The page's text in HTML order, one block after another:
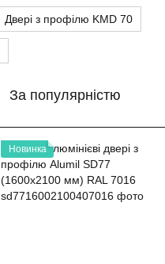
Двері з профілю KMD 70
За популярністю
Новинка